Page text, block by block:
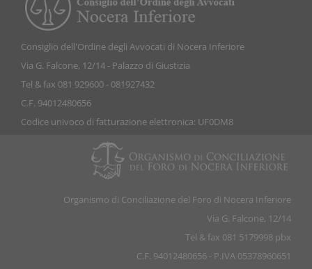
Consiglio dell'Ordine degli Avvocati di Nocera Inferiore
Via G. Falcone, 12/14 - Palazzo di Giustizia
Tel & fax 081 929600 - 081927432
C.F. 94012480656
Codice univoco di fatturazione elettronica: UF0DM8
Organismo di Conciliazione del Foro di Nocera Inferiore
Via G. Falcone, 12/14
Tel & fax 081 5179998 pbx
C.F. 94012480656 - P.IVA 05378960651